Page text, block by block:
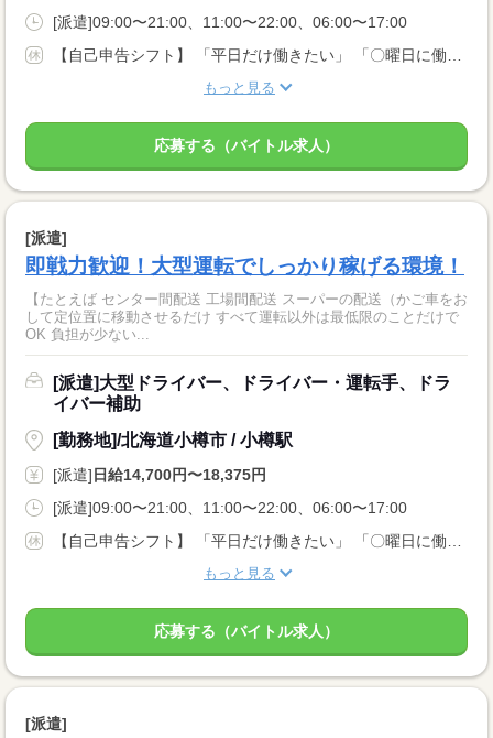
[派遣]09:00〜21:00、11:00〜22:00、06:00〜17:00
もっと見る
応募する（バイトル求人）
[派遣]
即戦力歓迎！大型運転でしっかり稼げる環境！
【たとえば センター間配送 工場間配送 スーパーの配送（かご車をお
して定位置に移動させるだけ すべて運転以外は最低限のことだけで
OK 負担が少ない...
[派遣]大型ドライバー、ドライバー・運転手、ドラ
イバー補助
[勤務地]/北海道小樽市 / 小樽駅
[派遣]日給14,700円〜18,375円
[派遣]09:00〜21:00、11:00〜22:00、06:00〜17:00
もっと見る
応募する（バイトル求人）
[派遣]